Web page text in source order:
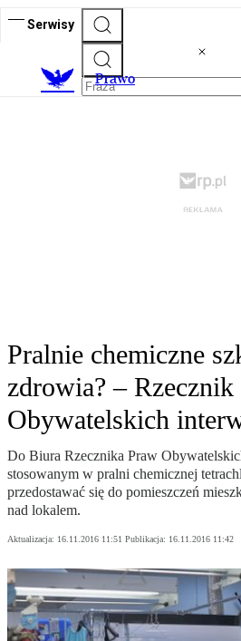
Serwisy
Prawo
Pralnie chemiczne
zdrowia? – Rzecznik
Obywatelskich
Do Biura Rzecznika Praw
stosowanym w pralni chemicznej
przedostawać się do pomieszczeń
nad lokalem.
Aktualizacja: 16.11.2016 11:51 Publikacja: 16.11.2016 11:42